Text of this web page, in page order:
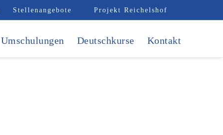
Stellenangebote Projekt Reichelshof
Umschulungen Deutschkurse Kontakt